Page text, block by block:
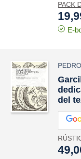
PACK
E-
del